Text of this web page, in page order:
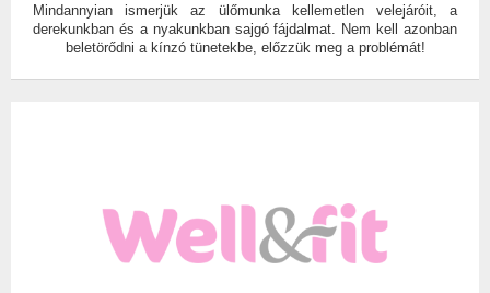
Mindannyian ismerjük az ülőmunka kellemetlen velejáróit, a
derekunkban és a nyakunkban sajgó fájdalmat. Nem kell azonban
beletörődni a kínzó tünetekbe, előzzük meg a problémát!